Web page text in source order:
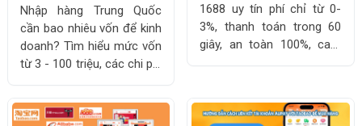
Nhập hàng Trung Quốc
cần bao nhiêu vốn để kinh
doanh? Tìm hiểu mức vốn
từ 3 - 100 triệu, các chi phí
hàng hiệu quả cho người
mới.
1688 uy tín phí chỉ từ 0-
3%, thanh toán trong 60
giây, an toàn 100%, cam